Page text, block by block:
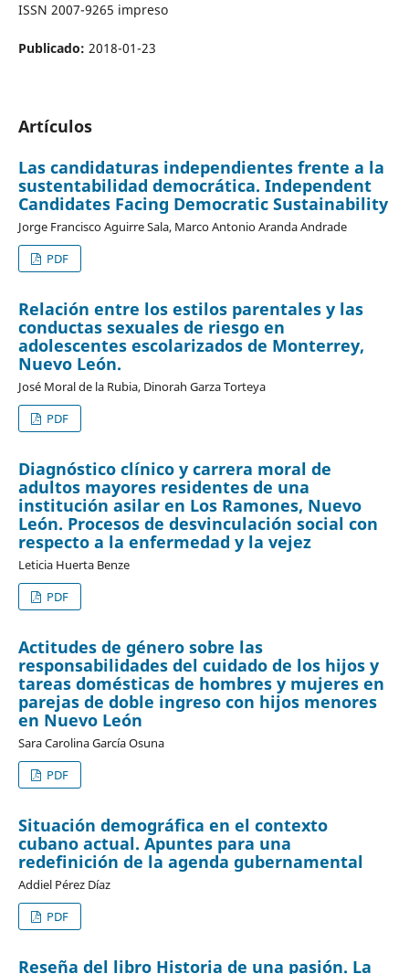
ISSN 2007-9265 impreso
Publicado: 2018-01-23
Artículos
Las candidaturas independientes frente a la
sustentabilidad democrática. Independent
Candidates Facing Democratic Sustainability
Jorge Francisco Aguirre Sala, Marco Antonio Aranda Andrade
PDF
Relación entre los estilos parentales y las
conductas sexuales de riesgo en
adolescentes escolarizados de Monterrey,
Nuevo León.
José Moral de la Rubia, Dinorah Garza Torteya
PDF
Diagnóstico clínico y carrera moral de
adultos mayores residentes de una
institución asilar en Los Ramones, Nuevo
León. Procesos de desvinculación social con
respecto a la enfermedad y la vejez
Leticia Huerta Benze
PDF
Actitudes de género sobre las
responsabilidades del cuidado de los hijos y
tareas domésticas de hombres y mujeres en
parejas de doble ingreso con hijos menores
en Nuevo León
Sara Carolina García Osuna
PDF
Situación demográfica en el contexto
cubano actual. Apuntes para una
redefinición de la agenda gubernamental
Addiel Pérez Díaz
PDF
Reseña del libro Historia de una pasión. La